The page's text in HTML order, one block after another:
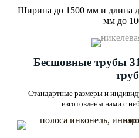
Ширина до 1500 мм и длина
мм до
Бесшовные трубы
Стандартные размеры и
изготовлены нами с